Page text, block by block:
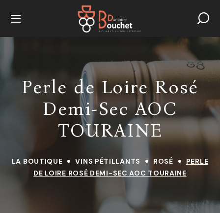
Perle de Loire Rosé
Demi-Sec AOC
TOURAINE
LA BOUTIQUE VINS PÉTILLANTS ROSÉ
PERLE
DE LOIRE ROSÉ DEMI-SEC AOC TOURAINE
Pinot Noir 2025 VIN DE FRANCE